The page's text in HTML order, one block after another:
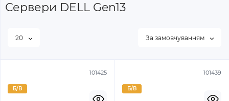
Сервери DELL Gen13
20 За замовчуванням
101425
Б/В
101439
Б/В